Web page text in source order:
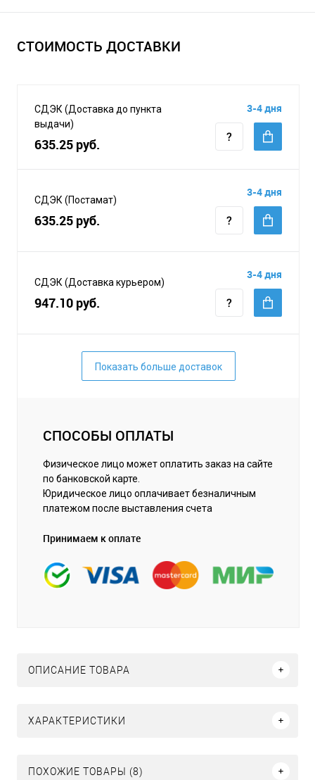
СТОИМОСТЬ ДОСТАВКИ
СДЭК (Доставка до пункта
выдачи)
635.25 руб.
3-4 дня
СДЭК (Постамат)
635.25 руб.
3-4 дня
СДЭК (Доставка курьером)
947.10 руб.
3-4 дня
Показать больше доставок
СПОСОБЫ ОПЛАТЫ
Физическое лицо может оплатить заказ на сайте
по банковской карте.
Юридическое лицо оплачивает безналичным
платежом после выставления счета
Принимаем к оплате
ОПИСАНИЕ ТОВАРА
ХАРАКТЕРИСТИКИ
ПОХОЖИЕ ТОВАРЫ (8)